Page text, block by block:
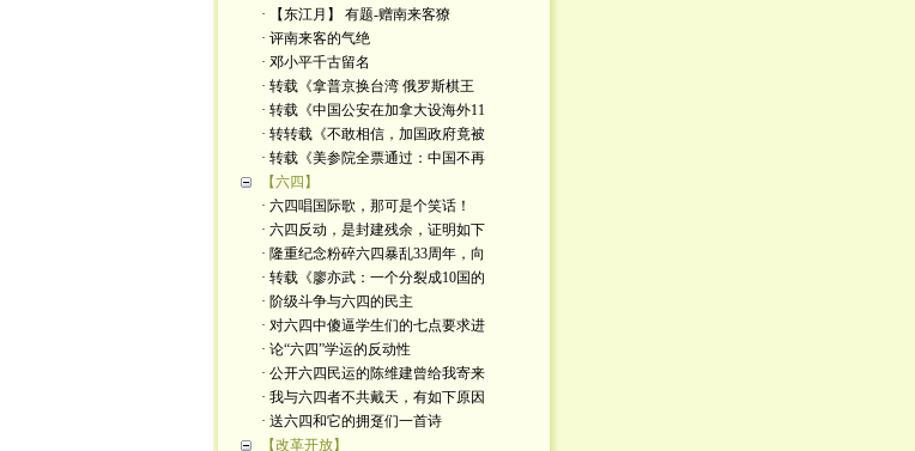
· 【东江月】 有题-赠南来客獠
· 评南来客的气绝
· 邓小平千古留名
· 转载《拿普京换台湾 俄罗斯棋王
· 转载《中国公安在加拿大设海外11
· 转转载《不敢相信，加国政府竟被
· 转载《美参院全票通过：中国不再
【六四】
· 六四唱国际歌，那可是个笑话！
· 六四反动，是封建残余，证明如下
· 隆重纪念粉碎六四暴乱33周年，向
· 转载《廖亦武：一个分裂成10国的
· 阶级斗争与六四的民主
· 对六四中傻逼学生们的七点要求进
· 论“六四”学运的反动性
· 公开六四民运的陈维建曾给我寄来
· 我与六四者不共戴天，有如下原因
· 送六四和它的拥趸们一首诗
【改革开放】